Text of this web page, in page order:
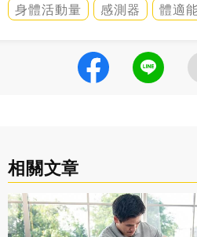
身體活動量 感測器 體適
相關文章